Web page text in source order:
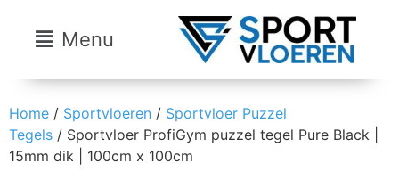
Menu
Home / Sportvloeren / Sportvloer Puzzel
Tegels / Sportvloer ProfiGym puzzel tegel Pure Black |
15mm dik | 100cm x 100cm